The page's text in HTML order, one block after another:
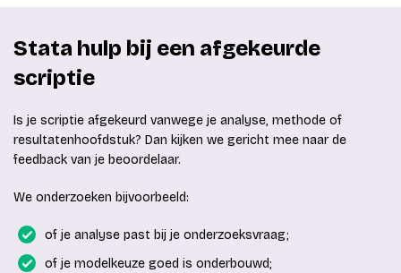
Stata hulp bij een afgekeurde
scriptie
Is je scriptie afgekeurd vanwege je analyse, methode of
resultatenhoofdstuk? Dan kijken we gericht mee naar de
feedback van je beoordelaar.
We onderzoeken bijvoorbeeld:
of je analyse past bij je onderzoeksvraag;
of je modelkeuze goed is onderbouwd;